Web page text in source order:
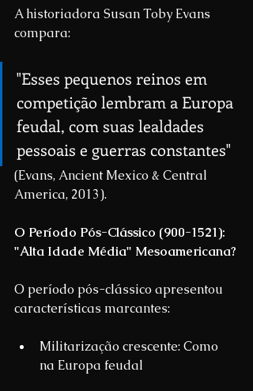
A historiadora Susan Toby Evans
compara:
"Esses pequenos reinos em
competição lembram a Europa
feudal, com suas lealdades
pessoais e guerras constantes"
(Evans, Ancient Mexico & Central
America, 2013).
O Período Pós-Clássico (900-1521):
"Alta Idade Média" Mesoamericana?
O período pós-clássico apresentou
características marcantes:
Militarização crescente: Como
na Europa feudal